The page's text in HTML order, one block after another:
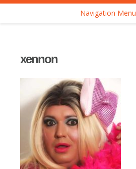
Navigation Menu
xennon